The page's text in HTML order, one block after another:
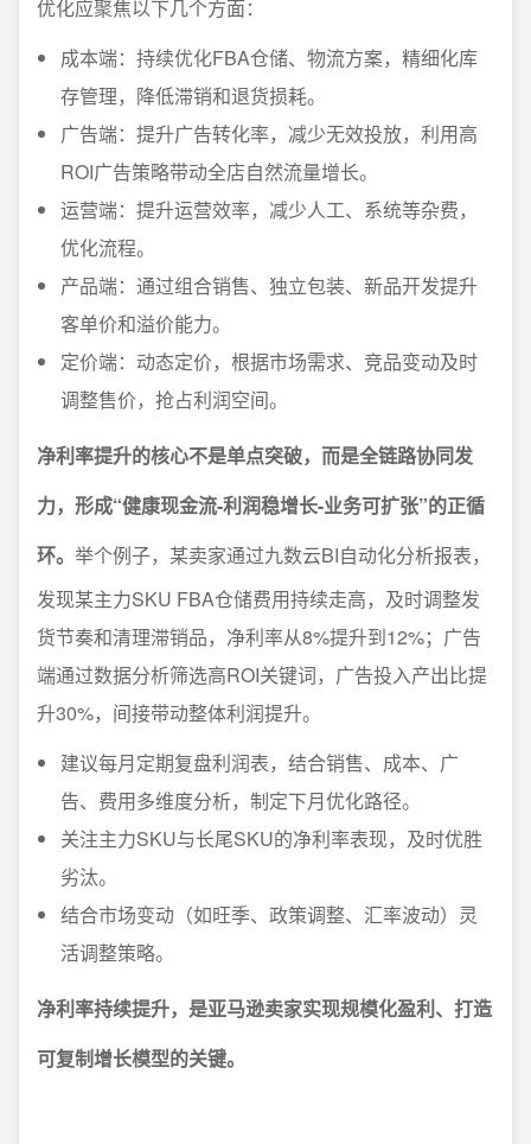
优化应聚焦以下几个方面：
成本端：持续优化FBA仓储、物流方案，精细化库
存管理，降低滞销和退货损耗。
广告端：提升广告转化率，减少无效投放，利用高
ROI广告策略带动全店自然流量增长。
运营端：提升运营效率，减少人工、系统等杂费，
优化流程。
产品端：通过组合销售、独立包装、新品开发提升
客单价和溢价能力。
定价端：动态定价，根据市场需求、竞品变动及时
调整售价，抢占利润空间。
净利率提升的核心不是单点突破，而是全链路协同发
力，形成“健康现金流-利润稳增长-业务可扩张”的正循
环。 举个例子，某卖家通过九数云BI自动化分析报表，
发现某主力SKU FBA仓储费用持续走高，及时调整发
货节奏和清理滞销品，净利率从8%提升到12%；广告
端通过数据分析筛选高ROI关键词，广告投入产出比提
升30%，间接带动整体利润提升。
建议每月定期复盘利润表，结合销售、成本、广
告、费用多维度分析，制定下月优化路径。
关注主力SKU与长尾SKU的净利率表现，及时优胜
劣汰。
结合市场变动（如旺季、政策调整、汇率波动）灵
活调整策略。
净利率持续提升，是亚马逊卖家实现规模化盈利、打造
可复制增长模型的关键。